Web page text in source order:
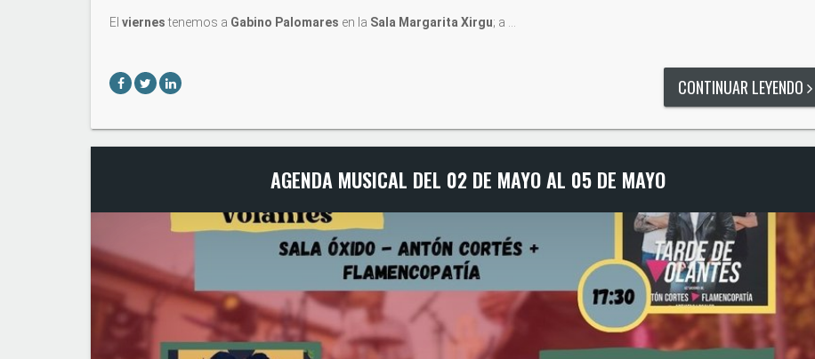
El viernestenemos a Gabino Palomares en la Sala Margarita Xirgu; a …
CONTINUAR LEYENDO
AGENDA MUSICAL DEL 02 DE MAYO AL 05 DE MAYO